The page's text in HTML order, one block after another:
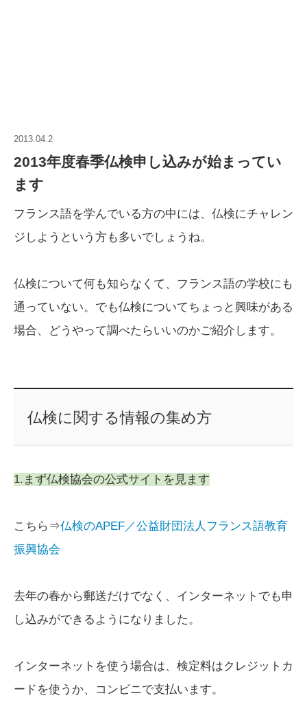
2013.04.2
2013年度春季仏検申し込みが始まってい
ます
フランス語を学んでいる方の中には、仏検にチャレン
ジしようという方も多いでしょうね。
仏検について何も知らなくて、フランス語の学校にも
通っていない。でも仏検についてちょっと興味がある
場合、どうやって調べたらいいのかご紹介します。
仏検に関する情報の集め方
1.まず仏検協会の公式サイトを見ます
こちら⇒仏検のAPEF／公益財団法人フランス語教育
振興協会
去年の春から郵送だけでなく、インターネットでも申
し込みができるようになりました。
インターネットを使う場合は、検定料はクレジットカ
ードを使うか、コンビニで支払います。